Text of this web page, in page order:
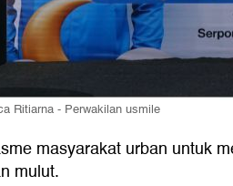
Ritiarna - Perwakilan usmile
masyarakat urban untuk
mulut.